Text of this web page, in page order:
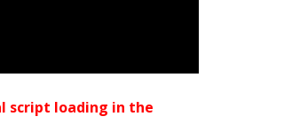
script loading in the